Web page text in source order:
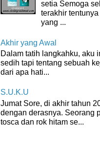
setia Semoga
terakhir
yang ...
Akhir yang Awal
Dalam tatih langkahku, aku
sedih tapi tentang sebuah
dari apa hati...
S.U.K.U
Jumat Sore, di akhir tahun
dengan derasnya. Seorang
tosca dan rok hitam se...